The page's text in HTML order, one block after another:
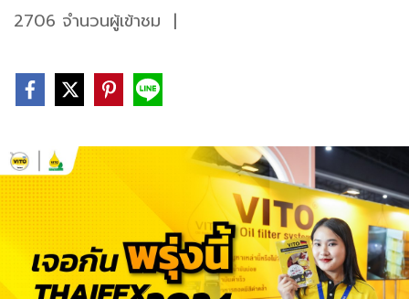
2706 จำนวนผู้เข้าชม |